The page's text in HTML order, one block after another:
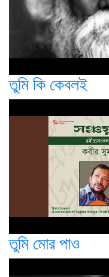
তুমি কি কেবলই
তুমি মোর পাও